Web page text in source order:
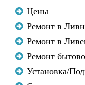
Цены
Ремонт в
Ремонт в
Ремонт
Установка/